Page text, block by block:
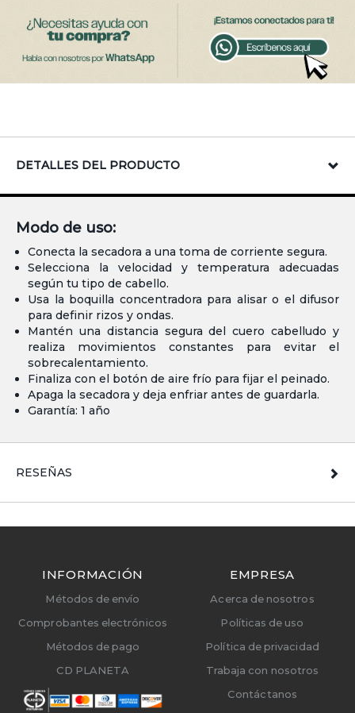
DETALLES DEL PRODUCTO
Modo de uso:
Conecta la secadora a una toma de corriente segura.
Selecciona la velocidad y temperatura adecuadas
según tu tipo de cabello.
Usa la boquilla concentradora para alisar o el difusor
para definir rizos y ondas.
Mantén una distancia segura del cuero cabelludo y
realiza movimientos constantes para evitar el
sobrecalentamiento.
Finaliza con el botón de aire frío para fijar el peinado.
Apaga la secadora y deja enfriar antes de guardarla.
Garantía: 1 año
RESEÑAS
INFORMACIÓN
Métodos de envío
Comprobantes electrónicos
Métodos de pago
CD PLANETA
EMPRESA
Acerca de nosotros
Políticas de uso
Política de privacidad
Trabaja con nosotros
Contáctanos